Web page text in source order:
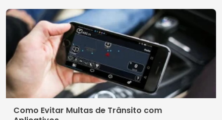
Como Evitar Multas de Trânsito com